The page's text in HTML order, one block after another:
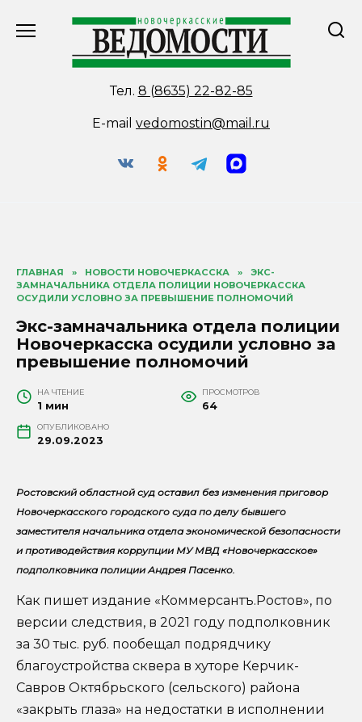
Тел. 8 (8635) 22-82-85
E-mail vedomostin@mail.ru
ГЛАВНАЯ » НОВОСТИ НОВОЧЕРКАССКА »
ЭКС-
ЗАМНАЧАЛЬНИКА ОТДЕЛА ПОЛИЦИИ НОВОЧЕРКАССКА
ОСУДИЛИ УСЛОВНО ЗА ПРЕВЫШЕНИЕ ПОЛНОМОЧИЙ
Экс-замначальника отдела полиции
Новочеркасска осудили условно за
превышение полномочий
НА ЧТЕНИЕ
1 мин
ПРОСМОТРОВ
64
ОПУБЛИКОВАНО
29.09.2023
Ростовский областной суд оставил без изменения приговор
Новочеркасского городского суда по делу бывшего
заместителя начальника отдела экономической безопасности
и противодействия коррупции МУ МВД «Новочеркасское»
подполковника полиции Андрея Пасенко.
Как пишет издание «Коммерсантъ.Ростов», по
версии следствия, в 2021 году подполковник
за 30 тыс. руб. пообещал подрядчику
благоустройства сквера в хуторе Керчик-
Савров Октябрьского (сельского) района
«закрыть глаза» на недостатки в исполнении